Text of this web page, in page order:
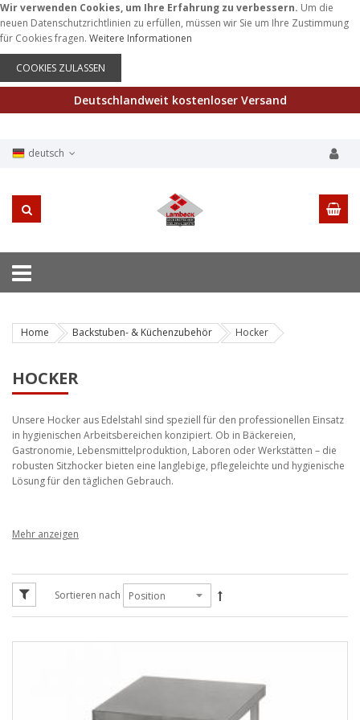
Wir verwenden Cookies, um Ihre Erfahrung zu verbessern. Um die
neuen Datenschutzrichtlinien zu erfüllen, müssen wir Sie um Ihre Zustimmung
für Cookies fragen. Weitere Informationen
COOKIES ZULASSEN
Deutschlandweit kostenloser Versand
deutsch
Home Backstuben- & Küchenzubehör Hocker
HOCKER
Unsere Hocker aus Edelstahl sind speziell für den professionellen Einsatz
in hygienischen Arbeitsbereichen konzipiert. Ob in Bäckereien,
Gastronomie, Lebensmittelproduktion, Laboren oder Werkstätten – die
robusten Sitzhocker bieten eine langlebige, pflegeleichte und hygienische
Lösung für den täglichen Gebrauch.
Edelstahl Hocker – hygienisch, stabil
Unsere Edelstahl-Hocker sind vollständig verschweißt und kommen ohne
Schraubverbindungen aus. Dadurch entstehen keine Schmutzkanten oder
Reinigungsanforderungen.
Robuste Konstruktion für den Dauereinsatz
Sortieren nach